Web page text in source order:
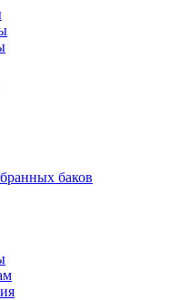
баков